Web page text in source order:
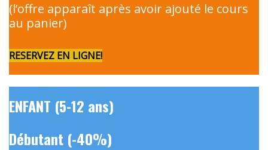
(l’offre apparaît après avoir ajouté le cours
au panier)
RESERVEZ EN LIGNE!
ENFANT (5-12 ans)
Débutant (-40%)